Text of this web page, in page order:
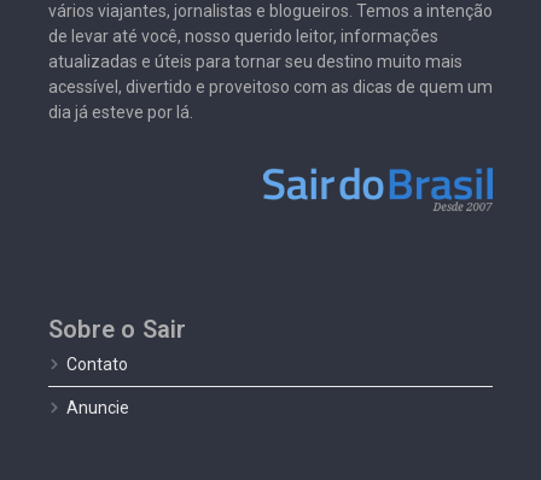
vários viajantes, jornalistas e blogueiros. Temos a intenção
de levar até você, nosso querido leitor, informações
atualizadas e úteis para tornar seu destino muito mais
acessível, divertido e proveitoso com as dicas de quem um
dia já esteve por lá.
Sobre o Sair
Contato
Anuncie